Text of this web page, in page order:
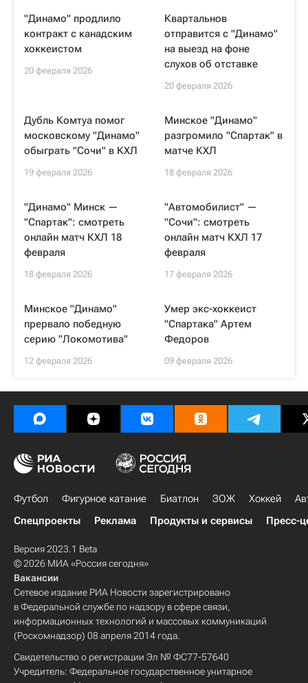
"Динамо" продлило
контракт с канадским
хоккеистом
20 февраля 2026
Квартальнов
отправится с "Динамо"
на выезд на фоне
слухов об отставке
20 февраля 2026
Дубль Комтуа помог
московскому "Динамо"
обыграть "Сочи" в КХЛ
19 февраля 2026
Минское "Динамо"
разгромило "Спартак" в
матче КХЛ
18 февраля 2026
"Динамо" Минск —
"Спартак": смотреть
онлайн матч КХЛ 18
февраля
18 февраля 2026
"Автомобилист" —
"Сочи": смотреть
онлайн матч КХЛ 17
февраля
17 февраля 2026
Минское "Динамо"
прервало победную
серию "Локомотива"
12 февраля 2026
Умер экс-хоккеист
"Спартака" Артем
Федоров
09 февраля 2026
Футбол Фигурное катание Биатлон ЗОЖ Хоккей
Спецпроекты
Реклама Продукты и сервисы Пресс-
Версия 2023.1 Beta
© 2026 МИА «Россия сегодня»
Вакансии
Сетевое издание РИА Новости зарегистрировано
в Федеральной службе по надзору в сфере связи,
информационных технологий и массовых коммуникаций
(Роскомнадзор) 08 апреля 2014 года.
Свидетельство о регистрации Эл № ФС77-57640
Учредитель: Федеральное государственное унитарное